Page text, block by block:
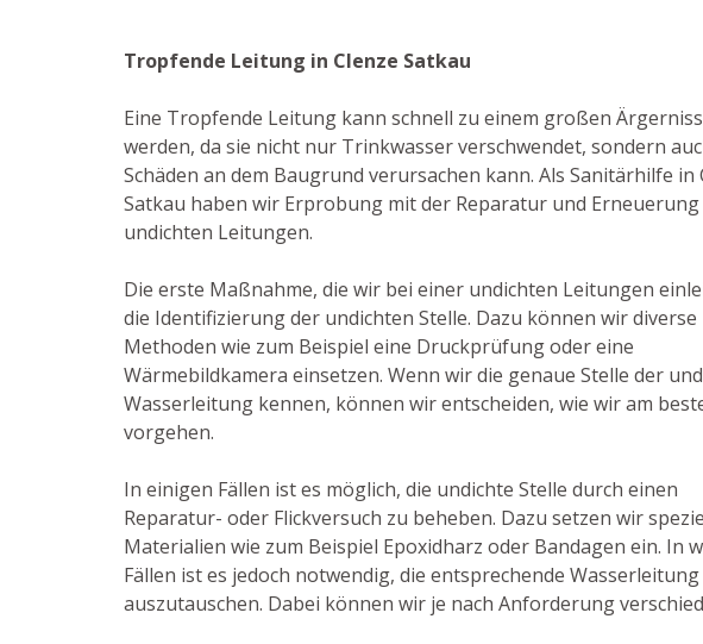
Tropfende Leitung in Clenze Satkau
Eine Tropfende Leitung kann schnell zu einem großen Ärgerniss
werden, da sie nicht nur Trinkwasser verschwendet, sondern
Schäden an dem Baugrund verursachen kann. Als Sanitärhilfe in
Satkau haben wir Erprobung mit der Reparatur und Erneuerung
undichten Leitungen.
Die erste Maßnahme, die wir bei einer undichten Leitungen
die Identifizierung der undichten Stelle. Dazu können wir diverse
Methoden wie zum Beispiel eine Druckprüfung oder eine
Wärmebildkamera einsetzen. Wenn wir die genaue Stelle der
Wasserleitung kennen, können wir entscheiden, wie wir am
vorgehen.
In einigen Fällen ist es möglich, die undichte Stelle durch einen
Reparatur- oder Flickversuch zu beheben. Dazu setzen wir
Materialien wie zum Beispiel Epoxidharz oder Bandagen ein. In
Fällen ist es jedoch notwendig, die entsprechende Wasserleitung
auszutauschen. Dabei können wir je nach Anforderung